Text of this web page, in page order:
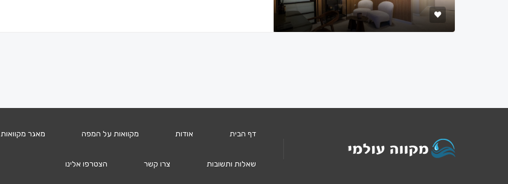
דף הבית אודות מקוואות על המפה מאגר מקוואות
שאלות ותשובות צרו קשר הצטרפו אלינו